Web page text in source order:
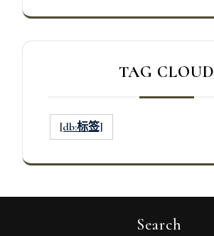
TAG CLOUD
[db:标签]
Search